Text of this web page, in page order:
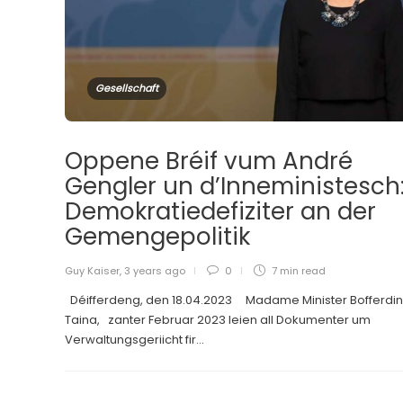
Gesellschaft
Oppene Bréif vum André
Gengler un
Demokratiedefiziter an der
Gemengepolitik
Guy Kaiser, 3 years ago 0 7 min read
Déifferdeng, den 18.04.2023 Madame Minister
Taina, zanter Februar 2023 leien all Dokumenter um
Verwaltungsgeriicht fir...